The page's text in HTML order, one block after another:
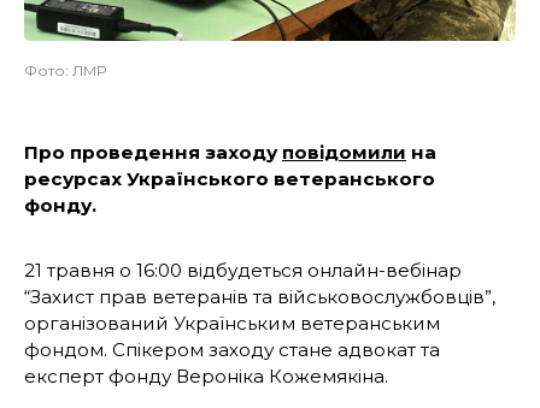
Фото: ЛМР
Про проведення заходу повідомили на
ресурсах Українського ветеранського
фонду.
21 травня о 16:00 відбудеться онлайн-вебінар
“Захист прав ветеранів та військовослужбовців”,
організований Українським ветеранським
фондом. Спікером заходу стане адвокат та
експерт фонду Вероніка Кожемякіна.